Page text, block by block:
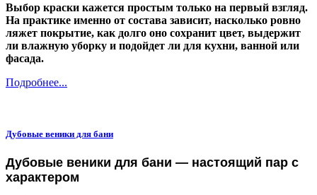
Выбор краски кажется простым только на первый взгляд.
На практике именно от состава зависит, насколько ровно
ляжет покрытие, как долго оно сохранит цвет, выдержит
ли влажную уборку и подойдет ли для кухни, ванной или
фасада.
Подробнее...
Дубовые веники для бани
Дубовые веники для бани — настоящий пар с
характером